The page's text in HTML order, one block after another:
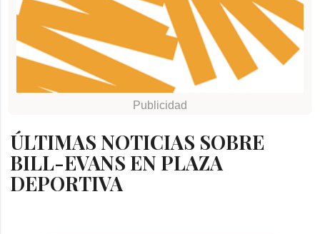
ÚLTIMAS NOTICIAS SOBRE
BILL-EVANS EN PLAZA
DEPORTIVA